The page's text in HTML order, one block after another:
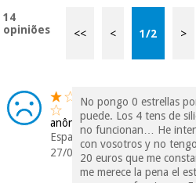
14
opiniões
<< < 1/2 >
anônimo
Espanha
27/05/2026
No pongo 0 estrellas
puede. Los 4 tens de
no funcionan… He
con vosotros y no
20 euros que me
me merece la pena el